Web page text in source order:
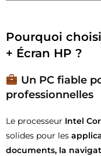
Pourquoi
+ Écran HP ?
Un PC fiable
professionnelles
Le processeur Intel
solides pour les
documents, la